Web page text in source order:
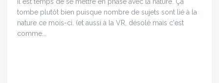
il est temps de se mettre en phase avec la nature. Ça
tombe plutôt bien puisque nombre de sujets sont lié à la
nature ce mois-ci. (et aussi à la VR, désolé mais c'est
comme...